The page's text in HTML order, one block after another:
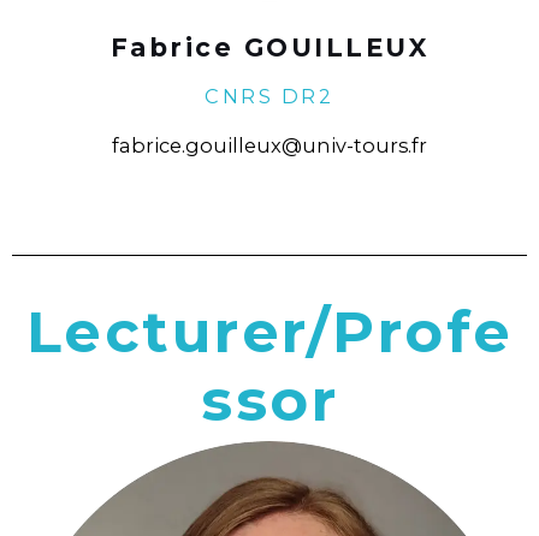
Fabrice GOUILLEUX
CNRS DR2
fabrice.gouilleux@univ-tours.fr
Lecturer/Profe
ssor